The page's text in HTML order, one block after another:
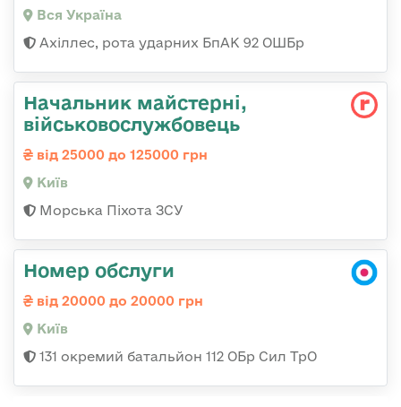
Вся Україна
Ахіллес, рота ударних БпАК 92 ОШБр
Начальник майстерні,
військовослужбовець
від 25000 до 125000 грн
Київ
Морська Піхота ЗСУ
Номер обслуги
від 20000 до 20000 грн
Київ
131 окремий батальйон 112 ОБр Сил ТрО